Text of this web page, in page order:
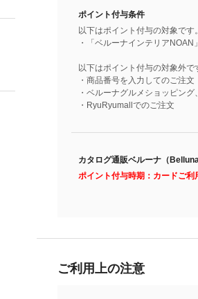
ポイント付与条件
以下はポイント付与の対象です。
・「ベルーナインテリアNOAN
以下はポイント付与の対象外で
・商品番号を入力してのご注
・ベルーナグルメショッピン
・RyuRyumallでのご注文
カタログ通販ベルーナ（
ポイント付与時期：カードご
ご利用上の注意